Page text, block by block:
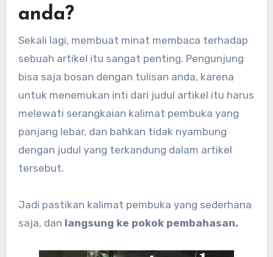
anda?
Sekali lagi, membuat minat membaca terhadap
sebuah artikel itu sangat penting. Pengunjung
bisa saja bosan dengan tulisan anda, karena
untuk menemukan inti dari judul artikel itu harus
melewati serangkaian kalimat pembuka yang
panjang lebar, dan bahkan tidak nyambung
dengan judul yang terkandung dalam artikel
tersebut.
Jadi pastikan kalimat pembuka yang sederhana
saja, dan langsung ke pokok pembahasan.